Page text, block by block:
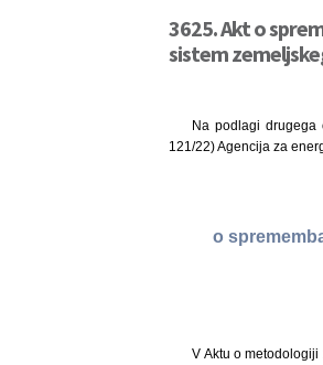
3625. Akt o
sistem
Na podlagi drugega
121/22) Agencija za
o
V Aktu o